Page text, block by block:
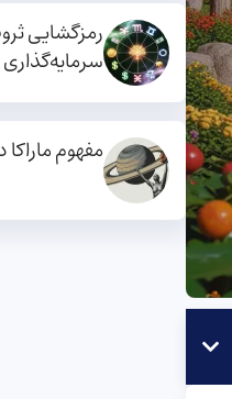
رمزگشایی
مفهوم